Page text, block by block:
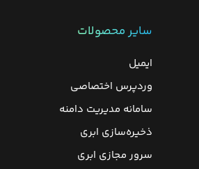
سایر محصولات
ایمیل
وردپرس‌ اختصاصی
سامانه مدیریت دامنه
ذخیره‌سازی ابری
سرور مجازی ابری